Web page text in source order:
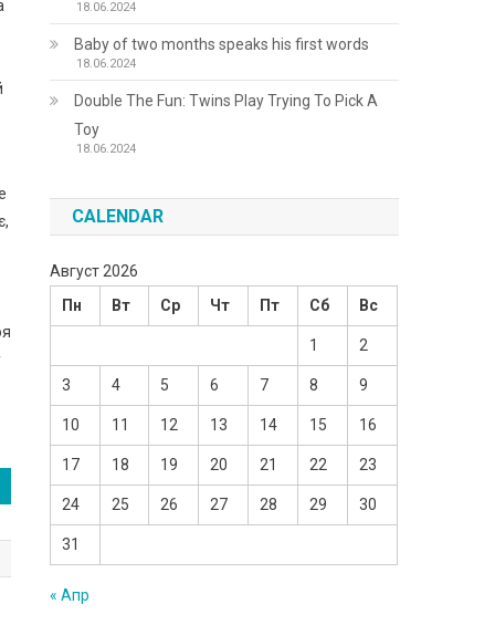
18.06.2024
Baby of two months speaks his first words
18.06.2024
Double The Fun: Twins Play Trying To Pick A
Toy
18.06.2024
CALENDAR
Август 2026
Пн
Вт Ср Чт Пт Сб Вс
1 2
3 4 5 6 7 8 9
10 11 12 13 14 15 16
17 18 19 20 21 22 23
24 25 26 27 28 29 30
31
« Апр